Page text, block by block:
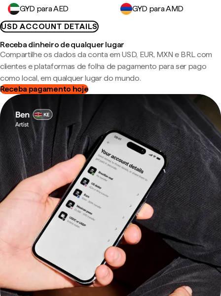
GYD para AED
GYD para AMD
USD ACCOUNT DETAILS
Receba dinheiro de qualquer lugar
Compartilhe os dados da conta em USD, EUR, MXN e BRL com
clientes e plataformas de folha de pagamento para ser pago
como local, em qualquer lugar do mundo.
Receba pagamento hoje